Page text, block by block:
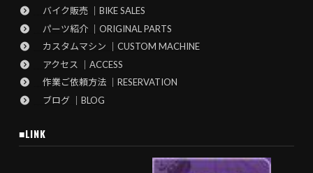
バイク販売 ｜BIKE SALES
パーツ紹介 ｜ORIGINAL PARTS
カスタムマシン ｜CUSTOM MACHINE
アクセス ｜ACCESS
作業ご依頼方法 ｜RESERVATION
ブログ ｜BLOG
■LINK